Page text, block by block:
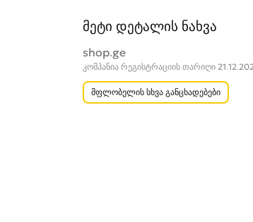
მეტი დეტალის ნახვა
shop.ge
კომპანია რეგისტრაციის თარიღი
მფლობელის სხვა განცხადებები